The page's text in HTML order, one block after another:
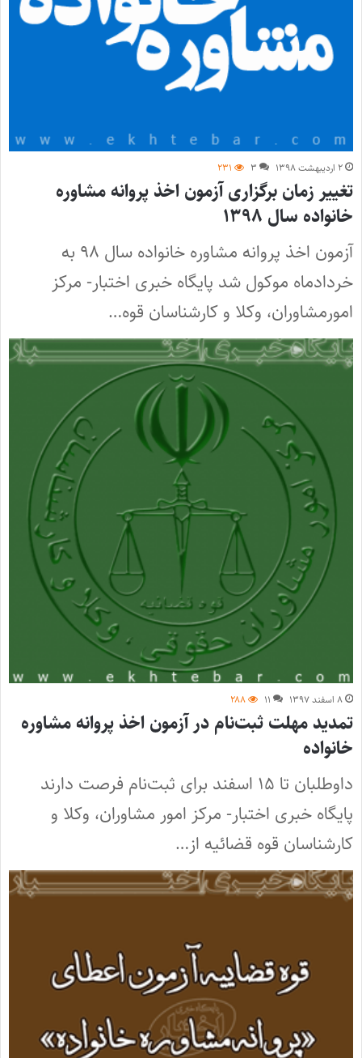
۲ اردیبهشت ۱۳۹۸ ۳ ۲۳۱
تغییر زمان برگزاری آزمون‌ اخذ پروانه مشاوره
خانواده سال ۱۳۹۸
آزمون‌ اخذ پروانه مشاوره خانواده سال ۹۸ به
خردادماه موکول شد پایگاه خبری اختبار- مرکز
امورمشاوران، وکلا و کارشناسان قوه…
۸ اسفند ۱۳۹۷ ۱۱ ۲۸۸
تمدید مهلت ثبت‌نام در آزمون اخذ پروانه مشاوره
خانواده
داوطلبان تا ۱۵ اسفند برای ثبت‌نام فرصت دارند
پایگاه خبری اختبار- مرکز امور مشاوران، وکلا و
کارشناسان قوه قضائیه از…